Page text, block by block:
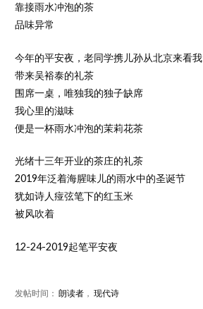
靠接雨水冲泡的茶
品味异常
今年的平安夜，老同学携儿孙从北京来看我
带来吴裕泰的礼茶
围席一桌，唯独我的独子缺席
我心里的滋味
便是一杯雨水冲泡的茉莉花茶
光绪十三年开业的茶庄的礼茶
2019年泛着海腥味儿的雨水中的圣诞节
犹如诗人痖弦笔下的红玉米
被风吹着
12-24-2019起笔平安夜
发帖时间： 朗读者， 现代诗